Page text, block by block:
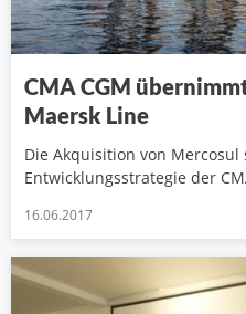
CMA CGM
Maersk Line
Die Akquisition von
Entwicklungsstrategie der
16.06.2017